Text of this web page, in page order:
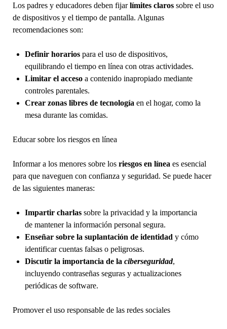
Los padres y educadores deben fijarlímites clarossobre el uso
de dispositivos y el tiempo de pantalla. Algunas
recomendaciones son:
Definir horariospara el uso de dispositivos,
equilibrando el tiempo en línea con otras actividades.
Limitar el accesoa contenido inapropiado mediante
controles parentales.
Crear zonas libres de tecnología en el hogar, como la
mesa durante las comidas.
Educar sobre los riesgos en línea
Informar a los menores sobre los riesgos en línea es esencial
para que naveguen con confianza y seguridad. Se puede hacer
de las siguientes maneras:
Impartir charlassobre la privacidad y la importancia
de mantener la información personal segura.
Enseñar sobre la suplantación de identidad y cómo
identificar cuentas falsas o peligrosas.
Discutir la importancia de la ciberseguridad,
incluyendo contraseñas seguras y actualizaciones
periódicas de software.
Promover el uso responsable de las redes sociales